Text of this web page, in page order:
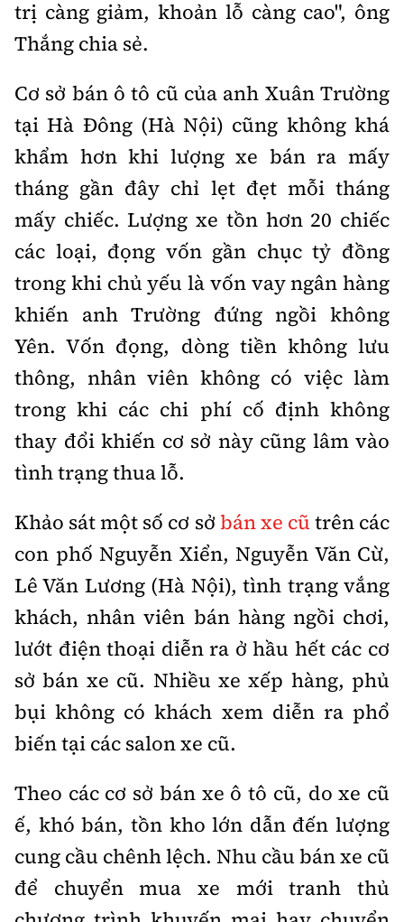
trị càng giảm, khoản lỗ càng cao", ông
Thắng chia sẻ.
Cơ sở bán ô tô cũ của anh Xuân Trường
tại Hà Đông (Hà Nội) cũng không khá
khẩm hơn khi lượng xe bán ra mấy
tháng gần đây chỉ lẹt đẹt mỗi tháng
mấy chiếc. Lượng xe tồn hơn 20 chiếc
các loại, đọng vốn gần chục tỷ đồng
trong khi chủ yếu là vốn vay ngân hàng
khiến anh Trường đứng ngồi không
Yên. Vốn đọng, dòng tiền không lưu
thông, nhân viên không có việc làm
trong khi các chi phí cố định không
thay đổi khiến cơ sở này cũng lâm vào
tình trạng thua lỗ.
Khảo sát một số cơ sở bán xe cũ trên các
con phố Nguyễn Xiển, Nguyễn Văn Cừ,
Lê Văn Lương (Hà Nội), tình trạng vắng
khách, nhân viên bán hàng ngồi chơi,
lướt điện thoại diễn ra ở hầu hết các cơ
sở bán xe cũ. Nhiều xe xếp hàng, phủ
bụi không có khách xem diễn ra phổ
biến tại các salon xe cũ.
Theo các cơ sở bán xe ô tô cũ, do xe cũ
ế, khó bán, tồn kho lớn dẫn đến lượng
cung cầu chênh lệch. Nhu cầu bán xe cũ
để chuyển mua xe mới tranh thủ